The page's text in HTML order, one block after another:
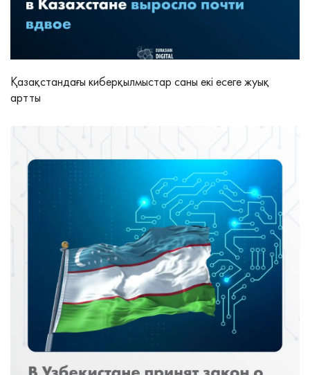
Қазақстандағы киберқылмыстар саны екі есеге жуық
артты